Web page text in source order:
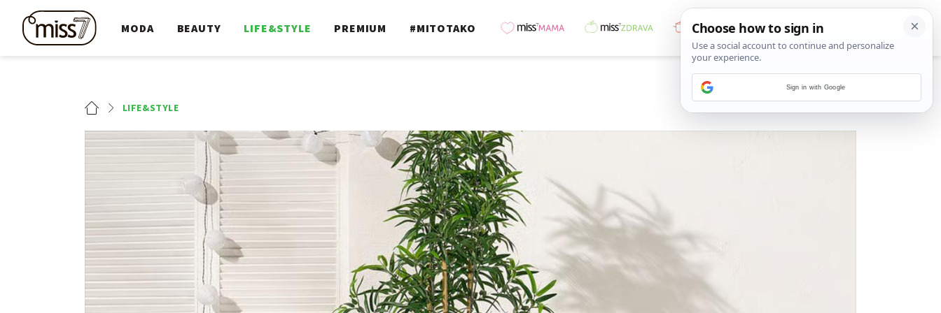
MODA BEAUTY LIFE&STYLE PREMIUM #MITOTAKO
LIFE&STYLE
Sign in with Google